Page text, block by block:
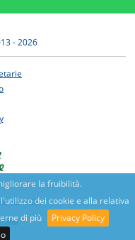
la fruibilità.
dei cookie e alla relativa
di più
Privacy Policy
- 2026
dal 1987